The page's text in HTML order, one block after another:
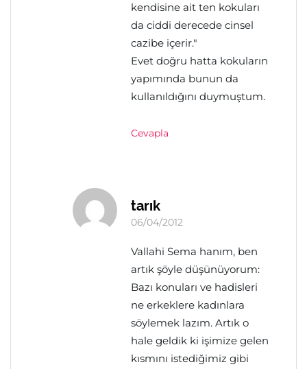
kendisine ait ten kokuları
da ciddi derecede cinsel
cazibe içerir."
Evet doğru hatta kokuların
yapımında bunun da
kullanıldığını duymuştum.
Cevapla
tarık
06/04/2012
Vallahi Sema hanım, ben
artık şöyle düşünüyorum:
Bazı konuları ve hadisleri
ne erkeklere kadınlara
söylemek lazım. Artık o
hale geldik ki işimize gelen
kısmını istediğimiz gibi